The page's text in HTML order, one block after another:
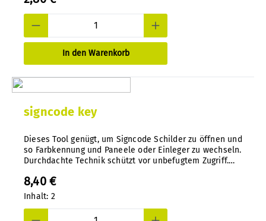
In den Warenkorb
signcode key
Dieses Tool genügt, um Signcode Schilder zu öffnen und
so Farbkennung und Paneele oder Einleger zu wechseln.
Durchdachte Technik schützt vor unbefugtem Zugriff.
8,40 €
Inhalt: 2